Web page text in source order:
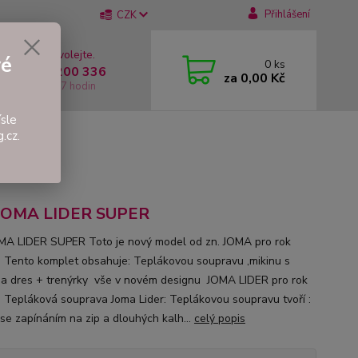
CZK Přihlášení
si rady? Zavolejte.
737 200 336
Pátek: 8 - 17 hodin
0 ks
za 0,00 Kč
LIDER SUPER
LIDER SUPER Toto je nový model od zn. JOMA pro rok
Tento komplet obsahuje: Teplákovou soupravu ,mikinu s
dres + trenýrky vše v novém designu JOMA LIDER pro rok
Tepláková souprava Joma Lider: Teplákovou soupravu tvoří :
zapínáním na zip a dlouhých kalh... celý popis